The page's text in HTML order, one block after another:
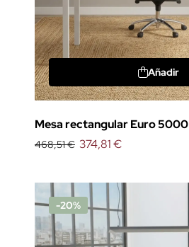
Añadir
Mesa rectangular Euro 5000
468,51 € 374,81 €
-20%